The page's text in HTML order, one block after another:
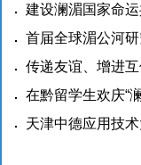
建设澜湄国家命
03-23)
首届全球湄公河
传递友谊、增进
建设(2018-03-23)
在黔留学生欢庆“
23)
天津中德应用技